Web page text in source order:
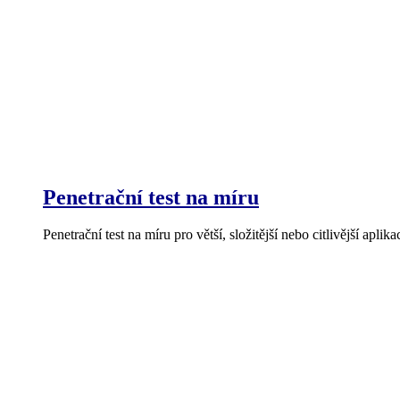
Penetrační test na míru
Penetrační test na míru pro větší, složitější nebo citlivější